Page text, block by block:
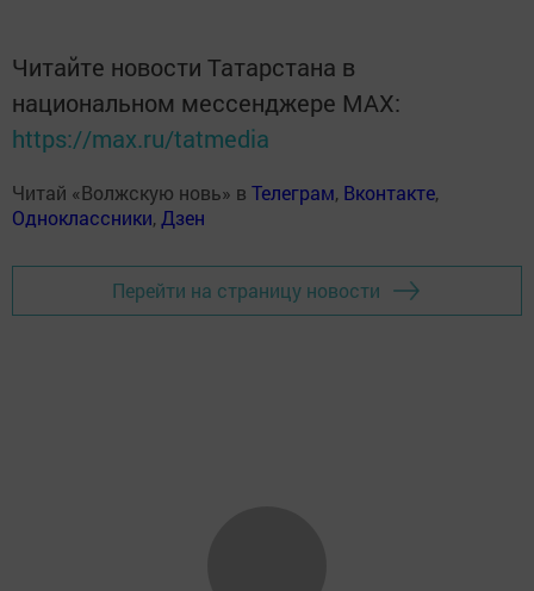
Читайте новости Татарстана в
национальном мессенджере MАХ:
https://max.ru/tatmedia
Читай «Волжскую новь» в Телеграм, Вконтакте,
Одноклассники, Дзен
Перейти на страницу новости